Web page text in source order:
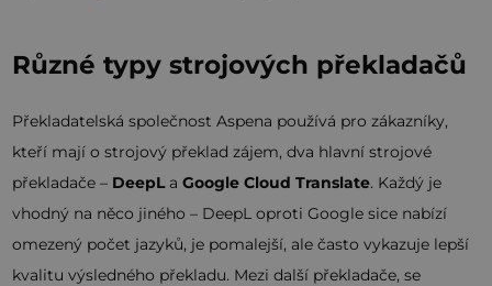
Různé typy strojových překladačů
Překladatelská společnost Aspena používá pro zákazníky,
kteří mají o strojový překlad zájem, dva hlavní strojové
překladače – DeepL a Google Cloud Translate. Každý je
vhodný na něco jiného – DeepL oproti Google sice nabízí
omezený počet jazyků, je pomalejší, ale často vykazuje lepší
kvalitu výsledného překladu. Mezi další překladače, se